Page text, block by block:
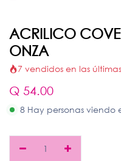
ACRILICO
ONZA
7 vendidos en las
Q 54.00
8 Hay personas viendo